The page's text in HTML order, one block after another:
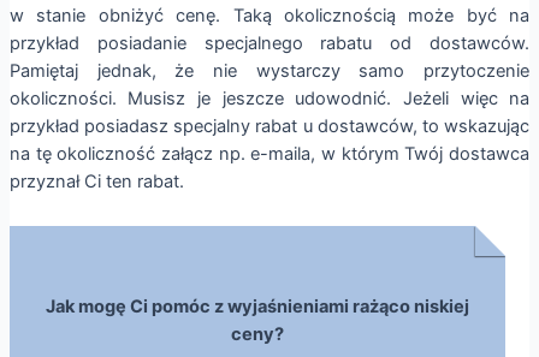
w stanie obniżyć cenę. Taką okolicznością może być na
przykład posiadanie specjalnego rabatu od dostawców.
Pamiętaj jednak, że nie wystarczy samo przytoczenie
okoliczności. Musisz je jeszcze udowodnić. Jeżeli więc na
przykład posiadasz specjalny rabat u dostawców, to wskazując
na tę okoliczność załącz np. e-maila, w którym Twój dostawca
przyznał Ci ten rabat.
Jak mogę Ci pomóc z wyjaśnieniami rażąco niskiej
ceny?